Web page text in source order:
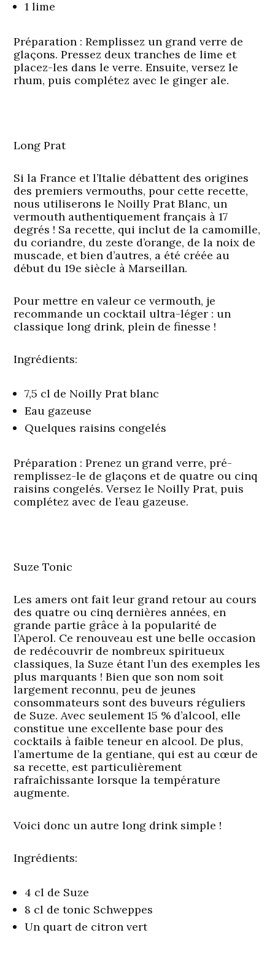
1 lime
Préparation : Remplissez un grand verre de
glaçons. Pressez deux tranches de lime et
placez-les dans le verre. Ensuite, versez le
rhum, puis complétez avec le ginger ale.
Long Prat
Si la France et l’Italie débattent des origines
des premiers vermouths, pour cette recette,
nous utiliserons le Noilly Prat Blanc, un
vermouth authentiquement français à 17
degrés ! Sa recette, qui inclut de la camomille,
du coriandre, du zeste d’orange, de la noix de
muscade, et bien d’autres, a été créée au
début du 19e siècle à Marseillan.
Pour mettre en valeur ce vermouth, je
recommande un cocktail ultra-léger : un
classique long drink, plein de finesse !
Ingrédients:
7,5 cl de Noilly Prat blanc
Eau gazeuse
Quelques raisins congelés
Préparation : Prenez un grand verre, pré-
remplissez-le de glaçons et de quatre ou cinq
raisins congelés. Versez le Noilly Prat, puis
complétez avec de l’eau gazeuse.
Suze Tonic
Les amers ont fait leur grand retour au cours
des quatre ou cinq dernières années, en
grande partie grâce à la popularité de
l’Aperol. Ce renouveau est une belle occasion
de redécouvrir de nombreux spiritueux
classiques, la Suze étant l’un des exemples les
plus marquants ! Bien que son nom soit
largement reconnu, peu de jeunes
consommateurs sont des buveurs réguliers
de Suze. Avec seulement 15 % d’alcool, elle
constitue une excellente base pour des
cocktails à faible teneur en alcool. De plus,
l’amertume de la gentiane, qui est au cœur de
sa recette, est particulièrement
rafraîchissante lorsque la température
augmente.
Voici donc un autre long drink simple !
Ingrédients:
4 cl de Suze
8 cl de tonic Schweppes
Un quart de citron vert